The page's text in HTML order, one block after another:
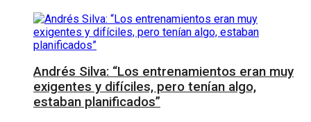
Andrés Silva: “Los entrenamientos eran muy
exigentes y difíciles, pero tenían algo,
estaban planificados”